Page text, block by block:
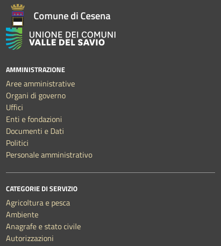
Comune di Cesena
AMMINISTRAZIONE
Aree amministrative
Organi di governo
Uffici
Enti e fondazioni
Documenti e Dati
Politici
Personale amministrativo
CATEGORIE DI SERVIZIO
Agricoltura e pesca
Ambiente
Anagrafe e stato civile
Autorizzazioni